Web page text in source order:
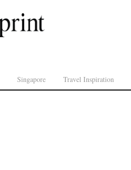
Singapore Travel Inspiration